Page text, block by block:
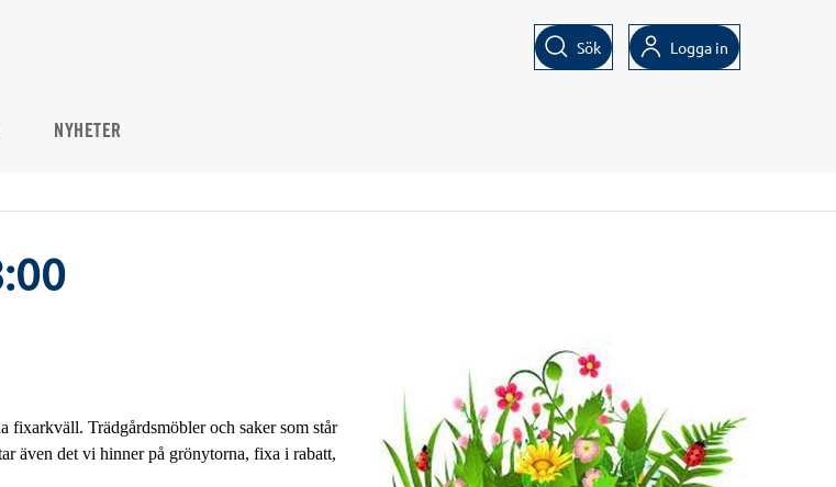
Sök Logga in
NYHETER
Trädgårdsmöbler och saker som står
även det vi hinner på grönytorna, fixa i rabatt,